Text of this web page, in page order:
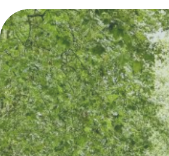
Découvrez également